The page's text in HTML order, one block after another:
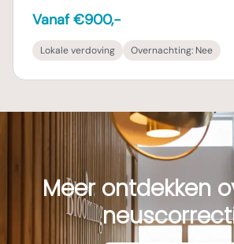
Vanaf €900,-
Lokale verdoving Overnachting: Nee
Meer ontdekken